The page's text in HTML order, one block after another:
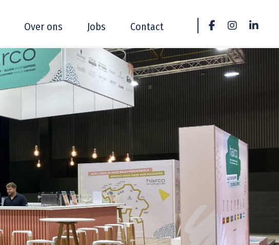
Over ons Jobs Contact